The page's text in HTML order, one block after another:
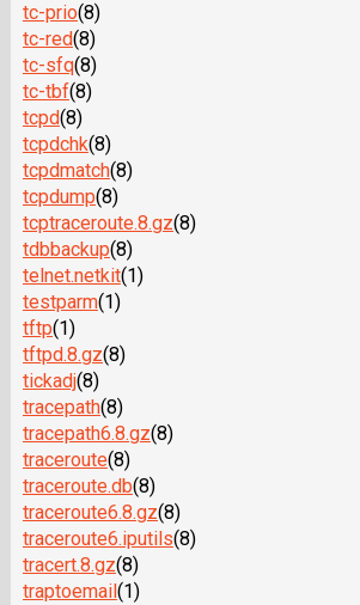
tc-prio(8)
tc-red(8)
tc-sfq(8)
tc-tbf(8)
tcpd(8)
tcpdchk(8)
tcpdmatch(8)
tcpdump(8)
tcptraceroute.8.gz(8)
tdbbackup(8)
telnet.netkit(1)
testparm(1)
tftp(1)
tftpd.8.gz(8)
tickadj(8)
tracepath(8)
tracepath6.8.gz(8)
traceroute(8)
traceroute.db(8)
traceroute6.8.gz(8)
traceroute6.iputils(8)
tracert.8.gz(8)
traptoemail (1)